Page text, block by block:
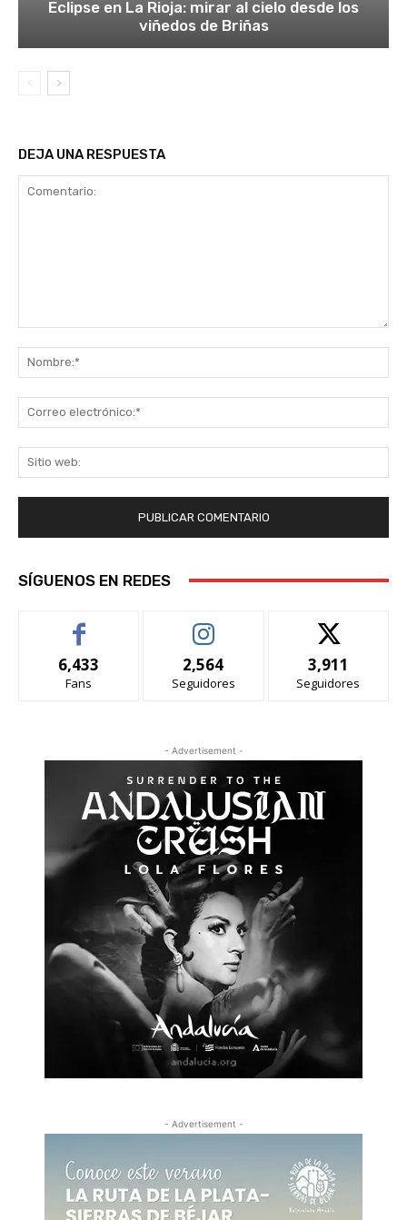
Eclipse en La Rioja: mirar al cielo desde los
viñedos de Briñas
DEJA UNA RESPUESTA
SÍGUENOS EN REDES
6,433
Fans
2,564
Seguidores
3,911
Seguidores
- Advertisement -
- Advertisement -